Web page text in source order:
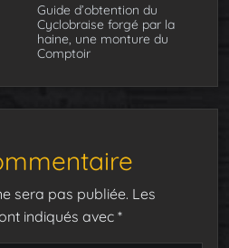
Guide d’obtention du
Cyclobraise forgé par la
haine, une monture du
Comptoir
sera pas publiée. Les
indiqués avec *